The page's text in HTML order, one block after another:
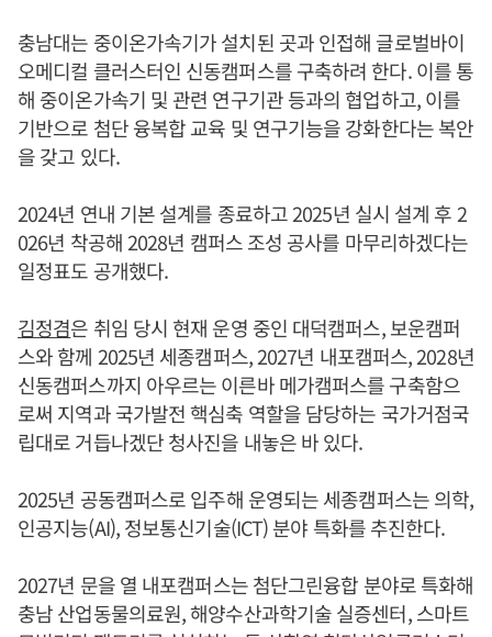
충남대는 중이온가속기가 설치된 곳과 인접해 글로벌바이
오메디컬 클러스터인 신동캠퍼스를 구축하려 한다. 이를 통
해 중이온가속기 및 관련 연구기관 등과의 협업하고, 이를
기반으로 첨단 융복합 교육 및 연구기능을 강화한다는 복안
을 갖고 있다.
2024년 연내 기본 설계를 종료하고 2025년 실시 설계 후 2
026년 착공해 2028년 캠퍼스 조성 공사를 마무리하겠다는
일정표도 공개했다.
김정겸은 취임 당시 현재 운영 중인 대덕캠퍼스, 보운캠퍼
스와 함께 2025년 세종캠퍼스, 2027년 내포캠퍼스, 2028년
신동캠퍼스까지 아우르는 이른바 메가캠퍼스를 구축함으
로써 지역과 국가발전 핵심축 역할을 담당하는 국가거점국
립대로 거듭나겠단 청사진을 내놓은 바 있다.
2025년 공동캠퍼스로 입주해 운영되는 세종캠퍼스는 의학,
인공지능(AI), 정보통신기술(ICT) 분야 특화를 추진한다.
2027년 문을 열 내포캠퍼스는 첨단그린융합 분야로 특화해
충남 산업동물의료원, 해양수산과학기술 실증센터, 스마트